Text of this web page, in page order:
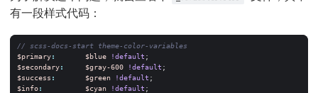
有一段样式代码：
$primary: $blue !default ;
$secondary: $gray-600 !default ;
$success : $green !default ;
$info: $cyan !default ;